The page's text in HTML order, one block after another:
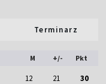
Terminarz
M +/- Pkt
12 21 30